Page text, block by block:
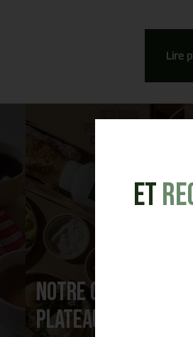
Lire
Notre offre
Plateaux repas
et